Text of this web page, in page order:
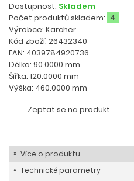
Dostupnost: Skladem
Počet produktů skladem: 4
Výrobce: Kärcher
Kód zboží: 26432340
EAN: 4039784920736
Délka: 90.0000 mm
Šířka: 120.0000 mm
Výška: 460.0000 mm
Zeptat se na produkt
Více o produktu
Technické parametry